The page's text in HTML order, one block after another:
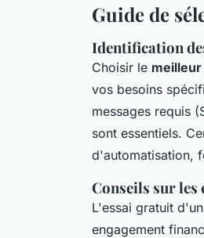
Guide de
Identification
Choisir le
vos besoins
messages requis
sont essentiels.
d'automatisation,
Conseils sur
L'essai gratuit
engagement